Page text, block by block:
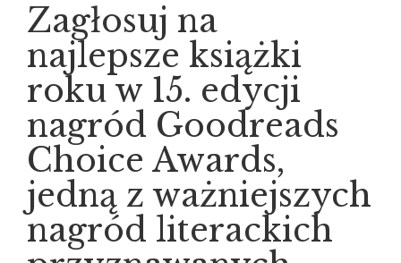
Zagłosuj na
najlepsze książki
roku w 15. edycji
nagród Goodreads
Choice Awards,
jedną z ważniejszych
nagród literackich